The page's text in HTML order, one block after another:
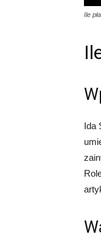
Ile
Ida